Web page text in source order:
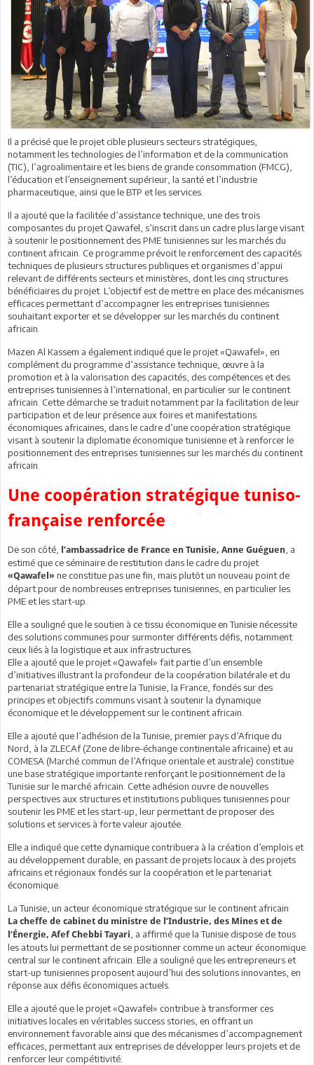
Il a précisé que le projet cible plusieurs secteurs stratégiques,
notamment les technologies de l’information et de la communication
(TIC), l’agroalimentaire et les biens de grande consommation (FMCG),
l’éducation et l’enseignement supérieur, la santé et l’industrie
pharmaceutique, ainsi que le BTP et les services.
Il a ajouté que la facilitée d’assistance technique, une des trois
composantes du projet Qawafel, s’inscrit dans un cadre plus large visant
à soutenir le positionnement des PME tunisiennes sur les marchés du
continent africain. Ce programme prévoit le renforcement des capacités
techniques de plusieurs structures publiques et organismes d’appui
relevant de différents secteurs et ministères, dont les cinq structures
bénéficiaires du projet. L’objectif est de mettre en place des mécanismes
efficaces permettant d’accompagner les entreprises tunisiennes
souhaitant exporter et se développer sur les marchés du continent
africain.
Mazen Al Kassem a également indiqué que le projet «Qawafel», en
complément du programme d’assistance technique, œuvre à la
promotion et à la valorisation des capacités, des compétences et des
entreprises tunisiennes à l’international, en particulier sur le continent
africain. Cette démarche se traduit notamment par la facilitation de leur
participation et de leur présence aux foires et manifestations
économiques africaines, dans le cadre d’une coopération stratégique
visant à soutenir la diplomatie économique tunisienne et à renforcer le
positionnement des entreprises tunisiennes sur les marchés du continent
africain.
Une coopération stratégique tuniso-
française renforcée
De son côté, l’ambassadrice de France en Tunisie, Anne Guéguen , a
estimé que ce séminaire de restitution dans le cadre du projet
«Qawafel» ne constitue pas une fin, mais plutôt un nouveau point de
départ pour de nombreuses entreprises tunisiennes, en particulier les
PME et les start-up.
Elle a souligné que le soutien à ce tissu économique en Tunisie nécessite
des solutions communes pour surmonter différents défis, notamment
ceux liés à la logistique et aux infrastructures.
Elle a ajouté que le projet «Qawafel» fait partie d’un ensemble
d’initiatives illustrant la profondeur de la coopération bilatérale et du
partenariat stratégique entre la Tunisie, la France, fondés sur des
principes et objectifs communs visant à soutenir la dynamique
économique et le développement sur le continent africain.
Elle a ajouté que l’adhésion de la Tunisie, premier pays d’Afrique du
Nord, à la ZLECAf (Zone de libre-échange continentale africaine) et au
COMESA (Marché commun de l’Afrique orientale et australe) constitue
une base stratégique importante renforçant le positionnement de la
Tunisie sur le marché africain. Cette adhésion ouvre de nouvelles
perspectives aux structures et institutions publiques tunisiennes pour
soutenir les PME et les start-up, leur permettant de proposer des
solutions et services à forte valeur ajoutée.
Elle a indiqué que cette dynamique contribuera à la création d’emplois et
au développement durable, en passant de projets locaux à des projets
africains et régionaux fondés sur la coopération et le partenariat
économique.
La Tunisie, un acteur économique stratégique sur le continent africain
La cheffe de cabinet du ministre de l’Industrie, des Mines et de
l’Énergie, Afef Chebbi Tayari , a affirmé que la Tunisie dispose de tous
les atouts lui permettant de se positionner comme un acteur économique
central sur le continent africain. Elle a souligné que les entrepreneurs et
start-up tunisiennes proposent aujourd’hui des solutions innovantes, en
réponse aux défis économiques actuels.
Elle a ajouté que le projet «Qawafel» contribue à transformer ces
initiatives locales en véritables success stories, en offrant un
environnement favorable ainsi que des mécanismes d’accompagnement
efficaces, permettant aux entreprises de développer leurs projets et de
renforcer leur compétitivité.